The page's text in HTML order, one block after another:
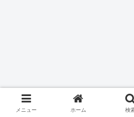
メニュー ホーム 検